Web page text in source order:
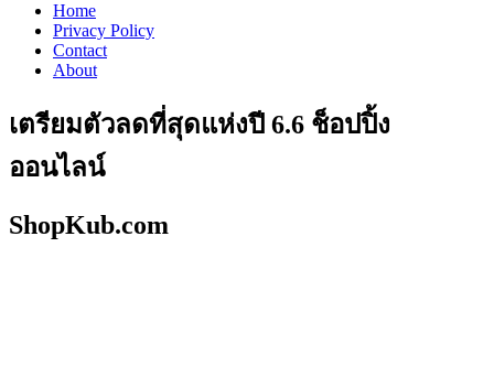
Home
Privacy Policy
Contact
About
เตรียมตัวลดที่สุดแห่งปี 6.6 ช็อปปิ้ง
ออนไลน์
ShopKub.com